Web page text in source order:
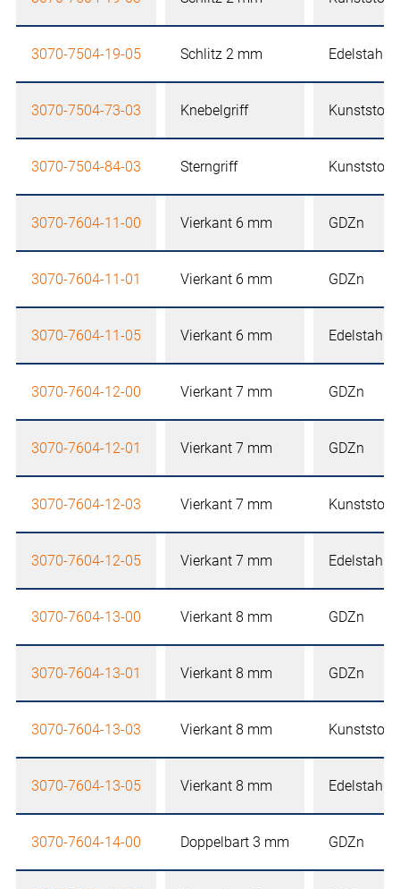
3070-7504-19-05 Schlitz 2 mm Edelstahl
3070-7504-73-03 Knebelgriff Kunststoff
3070-7504-84-03 Sterngriff Kunststoff
3070-7604-11-00 Vierkant 6 mm GDZn
3070-7604-11-01 Vierkant 6 mm GDZn
3070-7604-11-05 Vierkant 6 mm Edelstahl
3070-7604-12-00 Vierkant 7 mm GDZn
3070-7604-12-01 Vierkant 7 mm GDZn
3070-7604-12-03 Vierkant 7 mm Kunststoff
3070-7604-12-05 Vierkant 7 mm Edelstahl
3070-7604-13-00 Vierkant 8 mm GDZn
3070-7604-13-01 Vierkant 8 mm GDZn
3070-7604-13-03 Vierkant 8 mm Kunststoff
3070-7604-13-05 Vierkant 8 mm Edelstahl
3070-7604-14-00 Doppelbart 3 mm GDZn